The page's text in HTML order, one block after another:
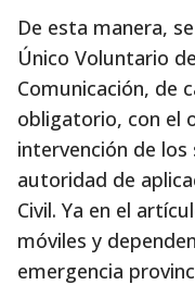
De esta manera,
Único Voluntario
Comunicación, de
obligatorio, con el
intervención de los
autoridad de
Civil. Ya en el
móviles y
emergencia